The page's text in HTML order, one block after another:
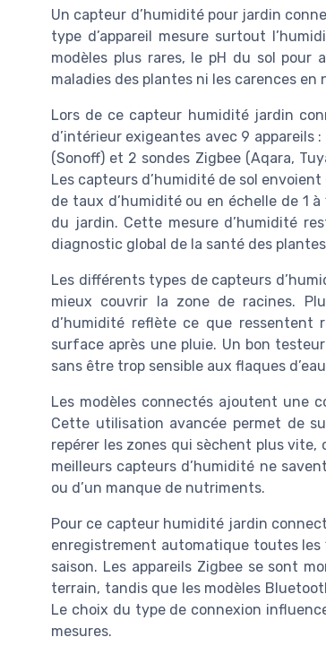
Un capteur d’humidité pour jardin
type d’appareil mesure surtout
modèles plus rares, le pH du sol pour
maladies des plantes ni les carences en
Lors de ce capteur humidité jardin
d’intérieur exigeantes avec 9 appareils
(Sonoff) et 2 sondes Zigbee (Aqara,
Les capteurs d’humidité de sol
de taux d’humidité ou en échelle de 1
du jardin. Cette mesure d’humidité
diagnostic global de la santé des
Les différents types de capteurs
mieux couvrir la zone de racines.
d’humidité reflète ce que ressentent
surface après une pluie. Un bon
sans être trop sensible aux flaques
Les modèles connectés ajoutent une
Cette utilisation avancée permet de
repérer les zones qui sèchent plus vite,
meilleurs capteurs d’humidité ne
ou d’un manque de nutriments.
Pour ce capteur humidité jardin
enregistrement automatique toutes les
saison. Les appareils Zigbee se sont
terrain, tandis que les modèles
Le choix du type de connexion
mesures.